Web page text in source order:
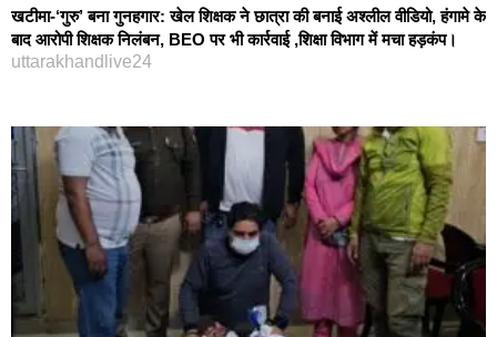
खटीमा-‘गुरु’ बना गुनहगार: खेल शिक्षक ने छात्रा की बनाई अश्लील वीडियो, हंगामे के
बाद आरोपी शिक्षक निलंबन, BEO पर भी कार्रवाई ,शिक्षा विभाग में मचा हड़कंप।
uttarakhandlive24